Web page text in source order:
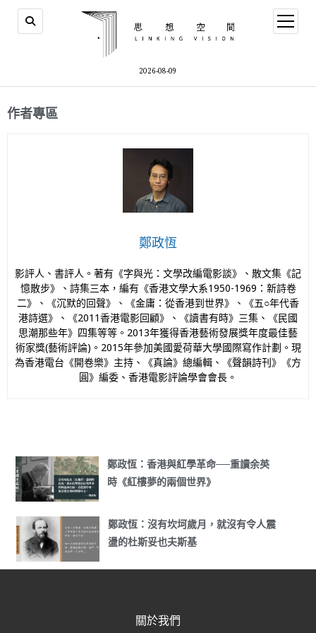
2026-08-09
作者專區
鄭政恆
影評人、書評人。著有《字與光：文學改編電影談》、散文集《記
憶散步》、詩集三本，編有《香港文學大系1950-1969：新詩卷
二》、《沉默的回聲》、《金庸：從香港到世界》、《五○年代香
港詩選》、《2011香港電影回顧》、《讀書有時》三集、《民國
思潮那些年》四集等等。2013年獲得香港藝術發展獎年度最佳藝
術家獎(藝術評論)。2015年參加美國愛荷華大學國際寫作計劃。現
為香港電台《開卷樂》主持、《真論》總編輯、《聲韻詩刊》《方
圓》編委、香港電影評論學會會長。
鄭政恆：香港與紅學革命──重讀余英
時《紅樓夢的兩個世界》
鄭政恆：沒有坎坷歲月，就沒有令人震
盪的杜斯妥也夫斯基
關於我們